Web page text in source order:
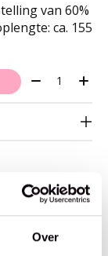
Over
van 60%
ca. 155
Aantal: